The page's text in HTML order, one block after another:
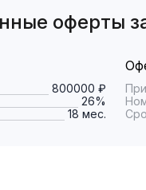
оферты
800000 ₽
26%
18 мес.